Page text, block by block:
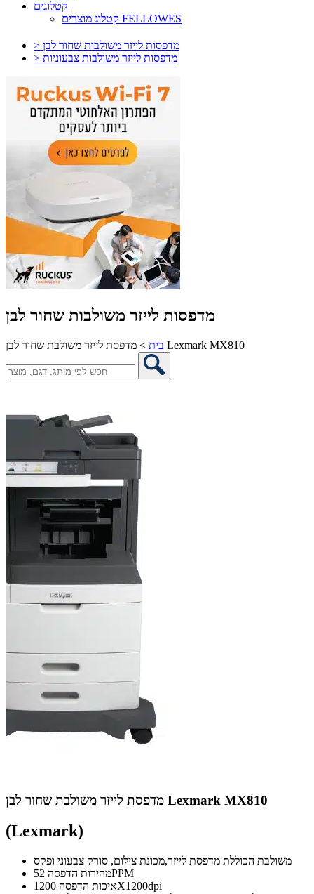
קטלוגים
קטלוג מוצרים FELLOWES
> מדפסות לייזר משולבות שחור לבן
> מדפסות לייזר משולבות צבעוניות
מדפסות לייזר משולבות שחור לבן
בית > מדפסת לייזר משולבת שחור לבן Lexmark MX810
מדפסת לייזר משולבת שחור לבן Lexmark MX810
(Lexmark)
משולבת הכוללת מדפסת לייזר,מכונת צילום, סורק צבעוני ופקס
מהירות הדפסה 52PPM
איכות הדפסה 1200X1200dpi